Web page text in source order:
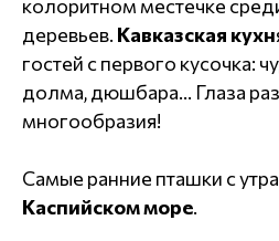
колоритном местечке
деревьев. Кавказская кухн
гостей с первого кусочка:
долма, дюшбара… Глаза
многообразия!
Самые ранние пташки с
Каспийском море.